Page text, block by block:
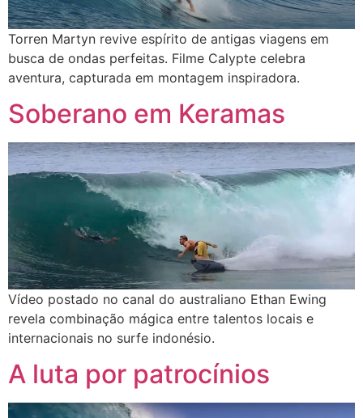
Torren Martyn revive espírito de antigas viagens em
busca de ondas perfeitas. Filme Calypte celebra
aventura, capturada em montagem inspiradora.
Soberano em Keramas
Vídeo postado no canal do australiano Ethan Ewing
revela combinação mágica entre talentos locais e
internacionais no surfe indonésio.
A luta por patrocínios